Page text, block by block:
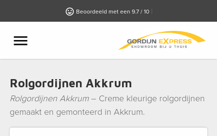
Beoordeeld met een 9.7 / 10
Rolgordijnen Akkrum
Rolgordijnen Akkrum– Creme kleurige rolgordijnen
gemaakt en gemonteerd in Akkrum.